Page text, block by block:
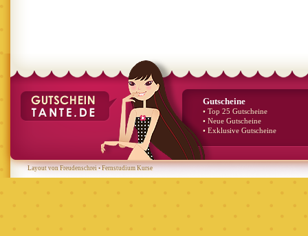
Gutscheine
• Top 25 Gutscheine
• Neue Gutscheine
• Exklusive Gutscheine
Layout von Freudenschrei•Fernstudium Kurse